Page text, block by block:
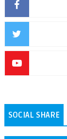
SOCIAL SHARE